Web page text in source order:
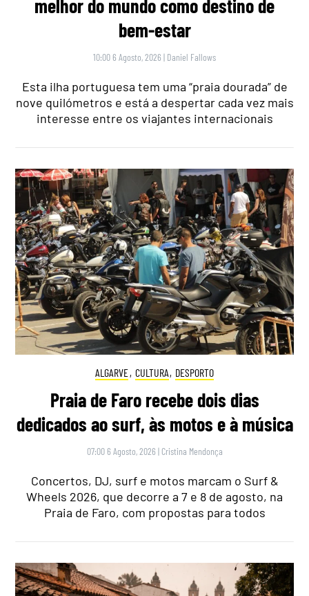
melhor do mundo como destino de
bem-estar
10:00 6 Agosto, 2026 | Daniel Fallows
Esta ilha portuguesa tem uma “praia dourada” de
nove quilómetros e está a despertar cada vez mais
interesse entre os viajantes internacionais
ALGARVE, CULTURA, DESPORTO
Praia de Faro recebe dois dias
dedicados ao surf, às motos e à música
07:00 6 Agosto, 2026 | Cristina Mendonça
Concertos, DJ, surf e motos marcam o Surf &
Wheels 2026, que decorre a 7 e 8 de agosto, na
Praia de Faro, com propostas para todos